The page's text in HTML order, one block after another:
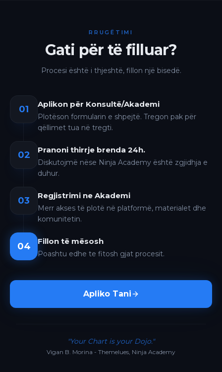
RRUGËTIMI
Gati për të filluar?
Procesi është i thjeshtë, fillon një bisedë.
01 Aplikon për Konsultë/Akademi
Plotëson formularin e shpejtë. Tregon pak për
qëllimet tua në tregti.
02 Pranoni thirrje brenda 24h.
Diskutojmë nëse Ninja Academy është zgjidhja e
duhur.
03 Regjistrimi ne Akademi
Merr akses të plotë në platformë, materialet dhe
komunitetin.
04 Fillon të mësosh
Poashtu edhe te fitosh gjat procesit.
Apliko Tani
"Your Chart is your Dojo."
Vigan B. Morina - Themelues, Ninja Academy